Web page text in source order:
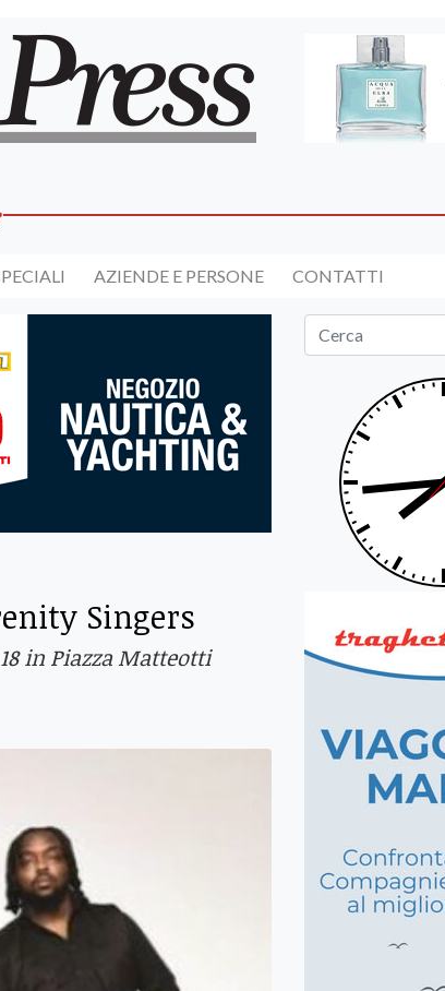
AZIENDE E PERSONE CONTATTI
Singers
in Piazza Matteotti